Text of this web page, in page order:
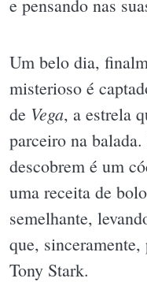
e pensando nas
Um belo dia,
misterioso é
de Vega, a estrela
parceiro na
descobrem é um
uma receita de
semelhante,
que,
Tony Stark.